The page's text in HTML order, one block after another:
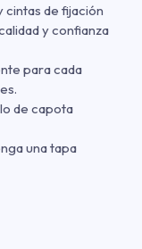
de fijación
y confianza
para cada
de capota
una tapa